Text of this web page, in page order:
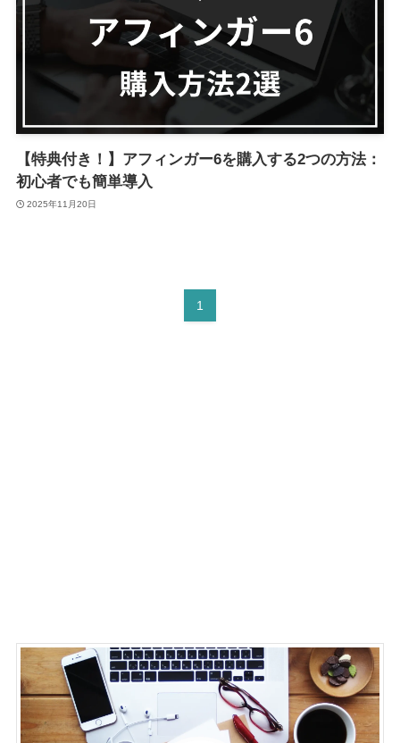
【特典付き！】アフィンガー6を購入する2つの方法：
初心者でも簡単導入
2025年11月20日
1